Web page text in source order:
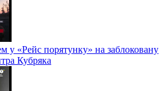
у «Рейс порятунку» на заблоковану
Кубряка